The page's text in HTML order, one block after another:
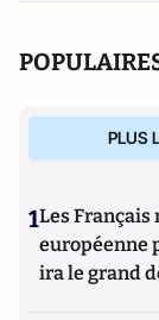
PLUS
1Les Français
européenne
ira le grand